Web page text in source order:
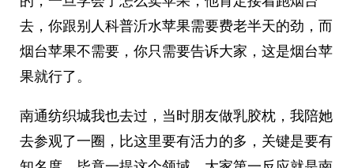
去，你跟别人科普沂水苹果需要费老半天的劲，而
烟台苹果不需要，你只需要告诉大家，这是烟台苹
果就行了。
南通纺织城我也去过，当时朋友做乳胶枕，我陪她
去参观了一圈，比这里要有活力的多，关键是要有